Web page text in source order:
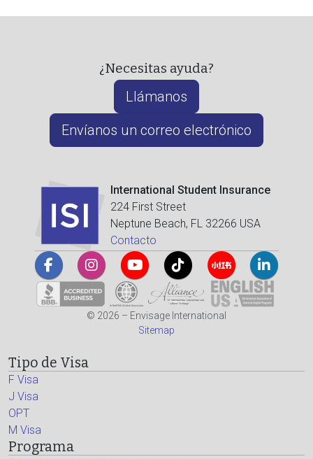
¿Necesitas ayuda?
Llámanos
Envíanos un correo electrónico
International Student Insurance
224 First Street
Neptune Beach, FL 32266 USA
Contacto
© 2026 – Envisage International
Sitemap
Tipo de Visa
F Visa
J Visa
OPT
M Visa
Programa